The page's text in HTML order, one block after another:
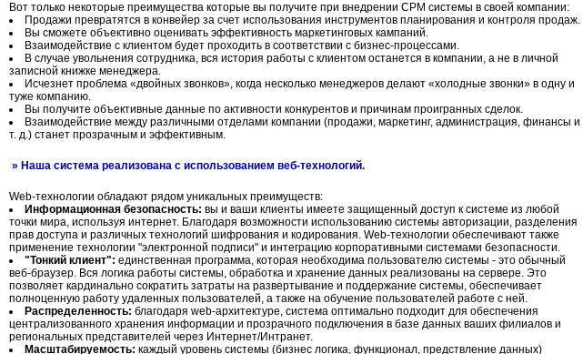
Вот только некоторые преимущества которые вы получите при внедрении СРМ системы в своей компании:
Продажи превратятся в конвейер за счет использования инструментов планирования и контроля продаж.
Вы сможете объективно оценивать эффективность маркетинговых кампаний.
Взаимодействие с клиентом будет проходить в соответствии с бизнес-процессами.
В случае увольнения сотрудника, вся история работы с клиентом останется в компании, а не в личной
записной книжке менеджера.
Исчезнет проблема «двойных звонков», когда несколько менеджеров делают «холодные звонки» в одну и
туже компанию.
Вы получите объективные данные по активности конкурентов и причинам проигранных сделок.
Взаимодействие между различными отделами компании (продажи, маркетинг, администрация, финансы и
т. д.) станет прозрачным и эффективным.
» Наша система реализована с использованием веб-технологий.
Web-технологии обладают рядом уникальных преимуществ:
Информационная безопасность: вы и ваши клиенты имеете защищенный доступ к системе из любой
точки мира, используя интернет. Благодаря возможности использованию системы авторизации, разделения
прав доступа и различных технологий шифрования и кодирования. Web-технологии обеспечивают также
применение технологии "электронной подписи" и интеграцию корпоративными системами безопасности.
"Тонкий клиент": единственная программа, которая необходима пользователю системы - это обычный
веб-браузер. Вся логика работы системы, обработка и хранение данных реализованы на сервере. Это
позволяет кардинально сократить затраты на развертывание и поддержание системы, обеспечивает
полноценную работу удаленных пользователей, а также на обучение пользователей работе с ней.
Распределенность: благодаря web-архитектуре, система оптимально подходит для обеспечения
централизованного хранения информации и прозрачного подключения в базе данных ваших филиалов и
региональных представителей через Интернет/Интранет.
Масштабируемость: каждый уровень системы (бизнес логика, функционал, предствление данных)